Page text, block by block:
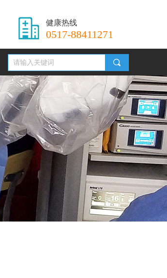
끠
健康热线
0517-88411271